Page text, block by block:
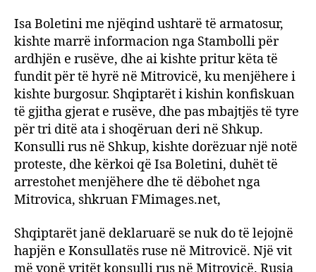
Isa Boletini me njëqind ushtarë të armatosur,
kishte marrë informacion nga Stambolli për
ardhjën e rusëve, dhe ai kishte pritur këta të
fundit për të hyrë në Mitrovicë, ku menjëhere i
kishte burgosur. Shqiptarët i kishin konfiskuan
të gjitha gjerat e rusëve, dhe pas mbajtjës të tyre
për tri ditë ata i shoqëruan deri në Shkup.
Konsulli rus në Shkup, kishte dorëzuar një notë
proteste, dhe kërkoi që Isa Boletini, duhët të
arrestohet menjëhere dhe të dëbohet nga
Mitrovica, shkruan FMimages.net,
Shqiptarët janë deklaruarë se nuk do të lejojnë
hapjën e Konsullatës ruse në Mitrovicë. Një vit
më vonë vritët konsulli rus në Mitrovicë. Rusia